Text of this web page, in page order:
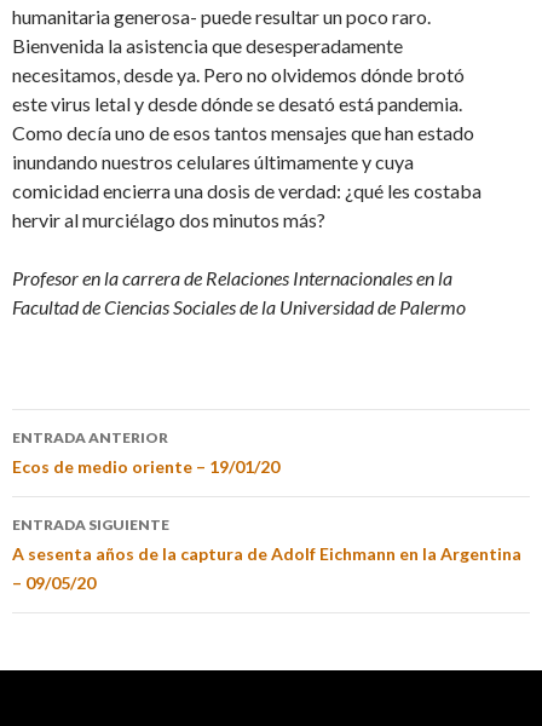
humanitaria generosa- puede resultar un poco raro.
Bienvenida la asistencia que desesperadamente
necesitamos, desde ya. Pero no olvidemos dónde brotó
este virus letal y desde dónde se desató está pandemia.
Como decía uno de esos tantos mensajes que han estado
inundando nuestros celulares últimamente y cuya
comicidad encierra una dosis de verdad: ¿qué les costaba
hervir al murciélago dos minutos más?
Profesor en la carrera de Relaciones Internacionales en la
Facultad de Ciencias Sociales de la Universidad de Palermo
ENTRADA ANTERIOR
Ecos de medio oriente – 19/01/20
ENTRADA SIGUIENTE
A sesenta años de la captura de Adolf Eichmann en la Argentina
– 09/05/20